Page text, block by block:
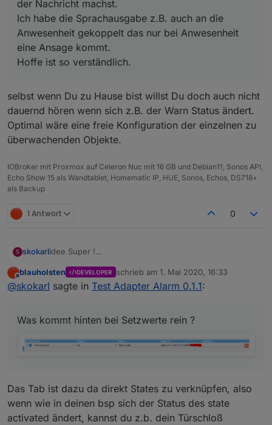
der Nachricht machst.
Ich habe die Sprachausgabe z.B. auch an die
Anwesenheit gekoppelt das nur bei Anwesenheit
eine Ansage kommt.
Hoffe ist so verständlich.
selbst wenn Du zu Hause bist willst Du doch auch nicht
dauernd hören wenn sich z.B. der Warn Status ändert.
Optimal wäre eine freie Konfiguration der einzelnen zu
überwachenden Objekte.
IOBroker mit Proxmox auf Celeron Nuc mit 16 GB und Debian11, Sonos API,
Echo Show 15 als Wandtablet, Homematic IP, HUE, Sonos, Echos, DS718+
als Backup
1 Antwort 0
S skokarlIdee Super !
aber nen ganz kleines Beispiel für den Einstieg fehlt
noch ....
edit :
Was kommt hinten bei Setzwerte rein ?
Offline
blauholsten DEVELOPER schrieb am 1. Mai 2020, 16:33
zuletzt editiert von
@skokarl sagte in Test Adapter Alarm 0.1.1:
Was kommt hinten bei Setzwerte rein ?
Das Tab ist dazu da direkt States zu verknüpfen, also
wenn wie in deinen bsp sich der Status des state
activated ändert, kannst du z.b. dein Türschloß